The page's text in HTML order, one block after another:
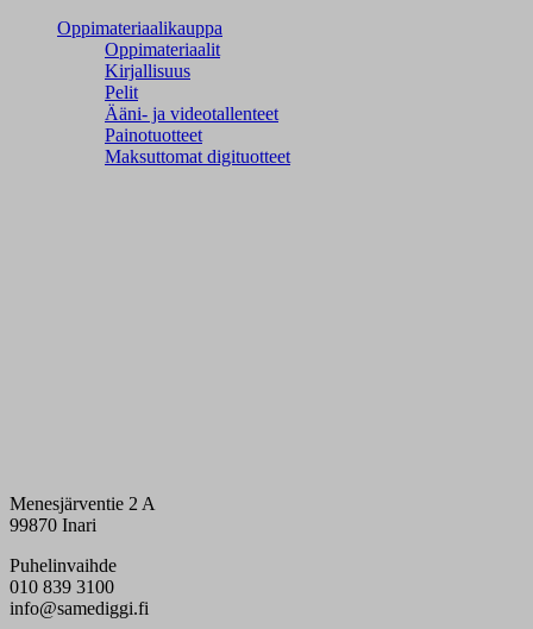
Oppimateriaalikauppa
Oppimateriaalit
Kirjallisuus
Pelit
Ääni- ja videotallenteet
Painotuotteet
Maksuttomat digituotteet
Menesjärventie 2 A
99870 Inari
Puhelinvaihde
010 839 3100
info@samediggi.fi